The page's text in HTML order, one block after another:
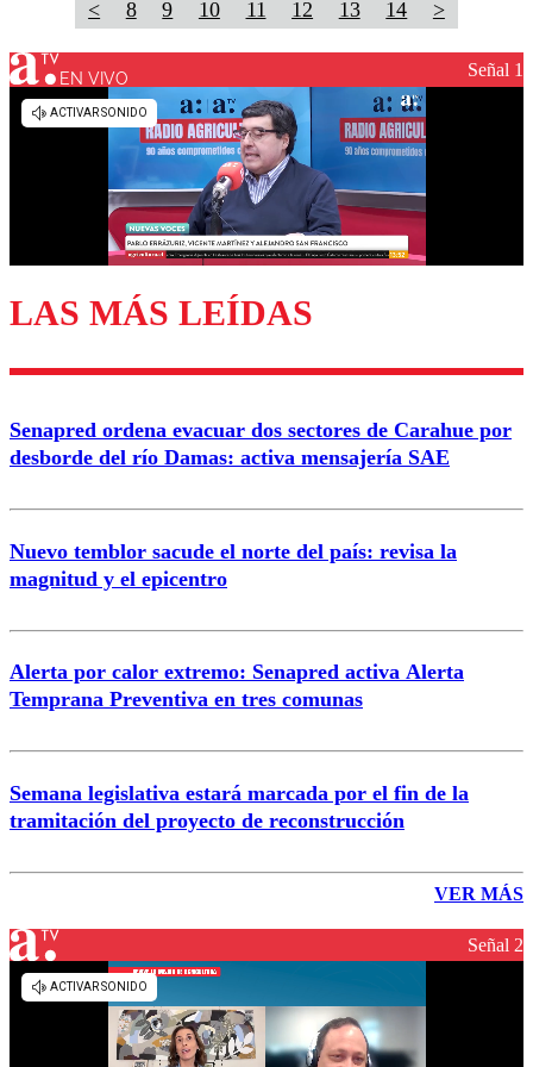
< 8 9 10 11 12 13 14 >
EN VIVO Señal 1
LAS MÁS LEÍDAS
Senapred ordena evacuar dos sectores de Carahue por
desborde del río Damas: activa mensajería SAE
Nuevo temblor sacude el norte del país: revisa la
magnitud y el epicentro
Alerta por calor extremo: Senapred activa Alerta
Temprana Preventiva en tres comunas
Semana legislativa estará marcada por el fin de la
tramitación del proyecto de reconstrucción
VER MÁS
Señal 2